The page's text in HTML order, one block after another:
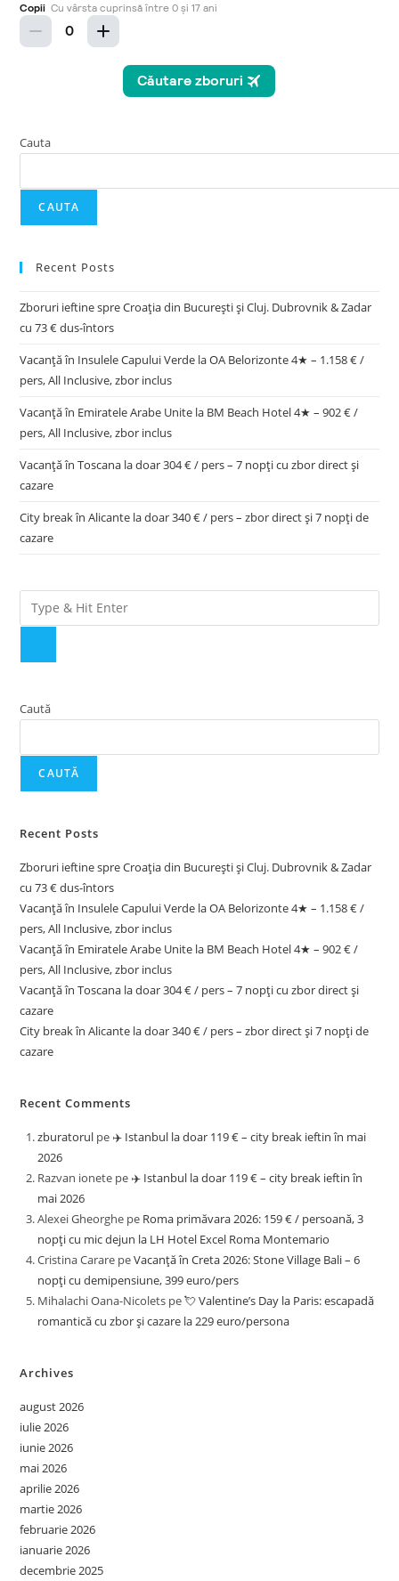
Cauta
CAUTA
Recent Posts
Zboruri ieftine spre Croația din București și Cluj. Dubrovnik & Zadar
cu 73 € dus-întors
Vacanță în Insulele Capului Verde la OA Belorizonte 4★ – 1.158 € /
pers, All Inclusive, zbor inclus
Vacanță în Emiratele Arabe Unite la BM Beach Hotel 4★ – 902 € /
pers, All Inclusive, zbor inclus
Vacanță în Toscana la doar 304 € / pers – 7 nopți cu zbor direct și
cazare
City break în Alicante la doar 340 € / pers – zbor direct și 7 nopți de
cazare
Caută
CAUTĂ
Recent Posts
Zboruri ieftine spre Croația din București și Cluj. Dubrovnik & Zadar
cu 73 € dus-întors
Vacanță în Insulele Capului Verde la OA Belorizonte 4★ – 1.158 € /
pers, All Inclusive, zbor inclus
Vacanță în Emiratele Arabe Unite la BM Beach Hotel 4★ – 902 € /
pers, All Inclusive, zbor inclus
Vacanță în Toscana la doar 304 € / pers – 7 nopți cu zbor direct și
cazare
City break în Alicante la doar 340 € / pers – zbor direct și 7 nopți de
cazare
Recent Comments
zburatorul pe ✈️ Istanbul la doar 119 € – city break ieftin în mai
2026
Razvan ionete pe ✈️ Istanbul la doar 119 € – city break ieftin în
mai 2026
Alexei Gheorghe pe Roma primăvara 2026: 159 € / persoană, 3
nopți cu mic dejun la LH Hotel Excel Roma Montemario
Cristina Carare peVacanță în Creta 2026: Stone Village Bali – 6
nopți cu demipensiune, 399 euro/pers
Mihalachi Oana-Nicolets pe💘 Valentine’s Day la Paris: escapadă
romantică cu zbor și cazare la 229 euro/persona
Archives
august 2026
iulie 2026
iunie 2026
mai 2026
aprilie 2026
martie 2026
februarie 2026
ianuarie 2026
decembrie 2025